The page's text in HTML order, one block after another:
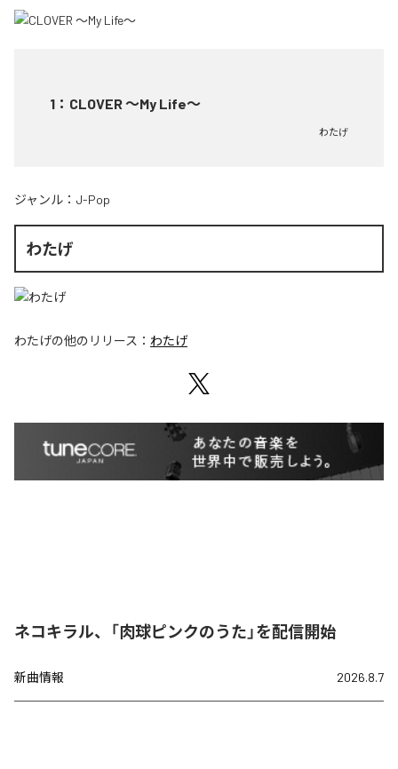
1 ： CLOVER ～My Life～
わたげ
ジャンル： J-Pop
わたげ
わたげの他のリリース： わたげ
ネコキラル、「肉球ピンクのうた」を配信開始
新曲情報 2026.8.7